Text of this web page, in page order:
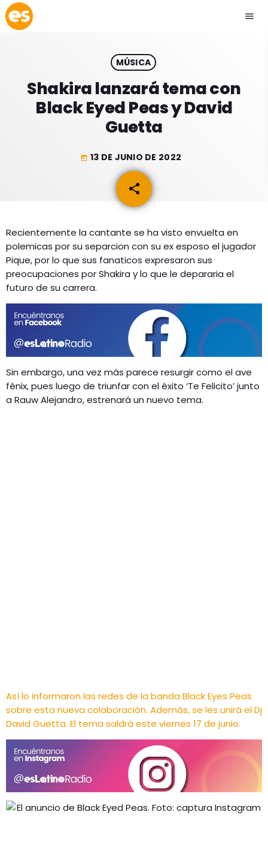
menu
play_arrow EMISIÓN LA PAZ
EMISIÓN COCHABAMBA
ACTUALIDAD
ESPECTÁCULOS
GEEKERS
MÚSICA
ENTRETENIMIENTO
PROGRAMACIÓN
INICIO
CONTACTO
MÚSICA
Shakira lanzará tema con
Black Eyed Peas y David
Guetta
today 13 DE JUNIO DE 2022
share
email
Recientemente la cantante se ha visto envuelta en
polemicas por su separcion con su ex esposo el jugador
Pique, por lo que sus fanaticos expresaron sus
preocupaciones por Shakira y lo que le depararia el
futuro de su carrera.
Sin embargo, una vez más parece resurgir como el ave
fénix, pues luego de triunfar con el éxito ‘Te Felicito’ junto
a Rauw Alejandro, estrenará un nuevo tema.
Así lo informaron las redes de la banda Black Eyes Peas
sobre esta nueva colaboración. Además, se les unirá el Dj
David Guetta. El tema saldrá este viernes 17 de junio.